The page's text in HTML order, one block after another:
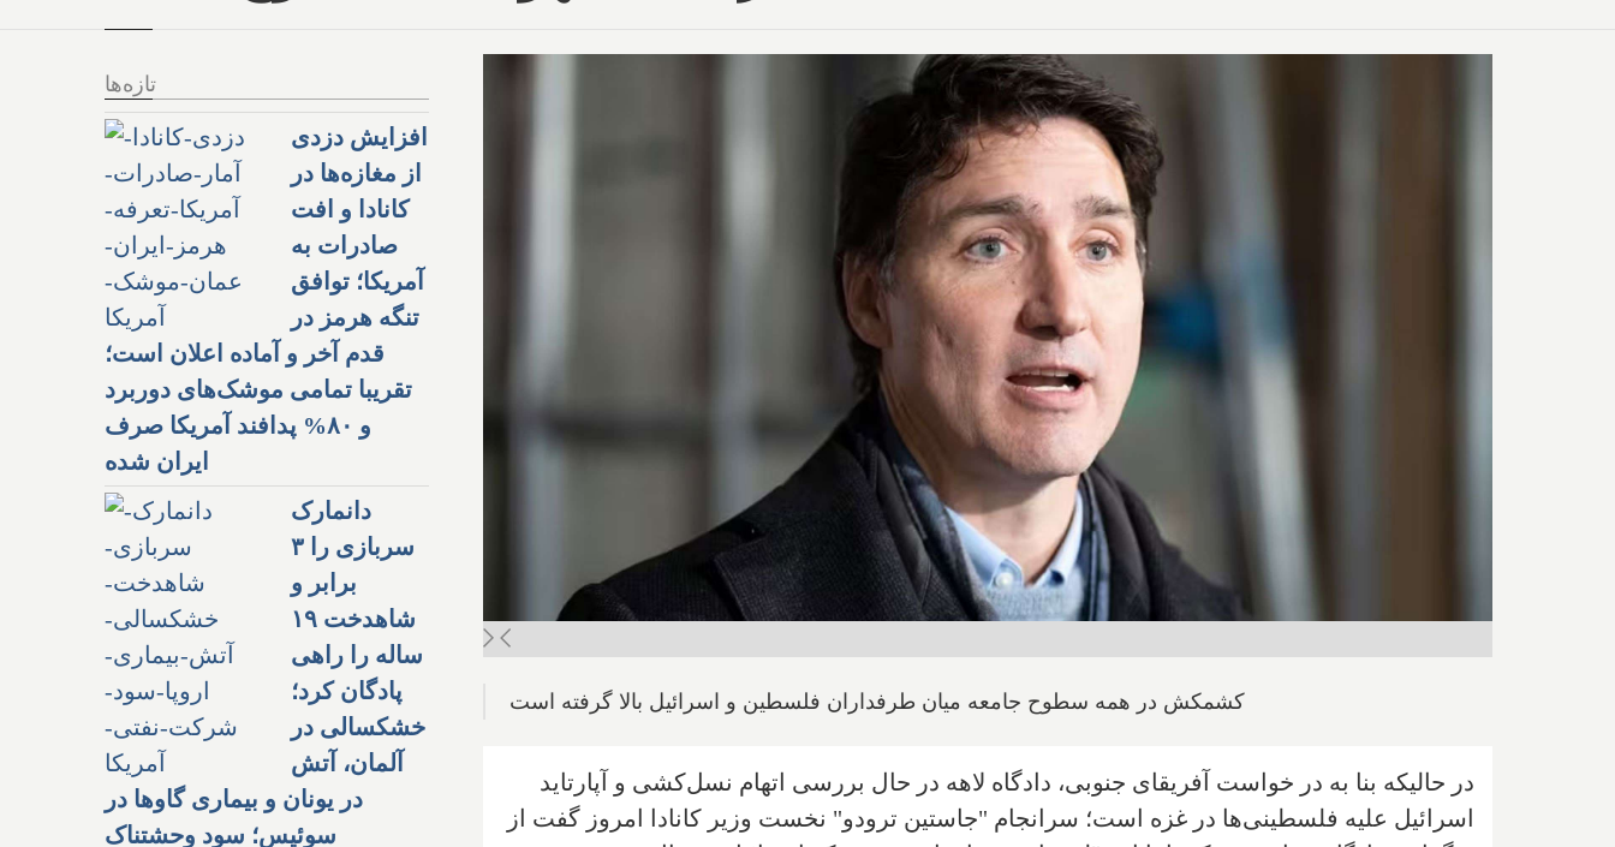
کشمکش در همه سطوح جامعه میان طرفداران فلسطین و اسرائیل بالا گرفته است
در حالیکه بنا به در خواست آفریقای جنوبی، دادگاه لاهه در حال بررسی اتهام نسل‌کشی و آپارتاید
اسرائیل علیه فلسطینی‌ها در غزه است؛ سرانجام "جاستین ترودو" نخست وزیر کانادا امروز گفت از
تازه‌ها
افزایش دزدی
از مغازه‌ها در
کانادا و افت
صادرات به
آمریکا؛ توافق
تنگه هرمز در
قدم آخر و آماده اعلان است؛
تقریبا تمامی موشک‌های دوربرد
و ۸۰% پدافند آمریکا صرف
ایران شده
دانمارک
سربازی را ۳
برابر و
شاهدخت ۱۹
ساله را راهی
پادگان کرد؛
خشکسالی در
آلمان، آتش
در یونان و بیماری گاوها در
سوئیس؛ سود وحشتناک